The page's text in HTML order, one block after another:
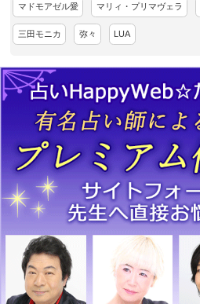
マドモアゼル愛 マリィ・プリマヴェラ
三田モニカ 弥々 LUA